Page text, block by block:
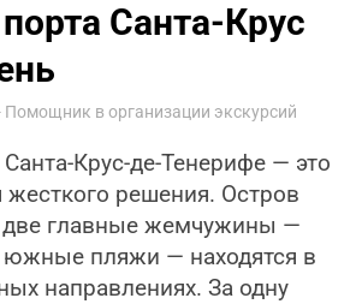
Санта-Крус
Помощник в организации экскурсий
Крус-де-Тенерифе — это
жесткого решения. Остров
две главные жемчужины —
южные пляжи — находятся в
направлениях. За одну